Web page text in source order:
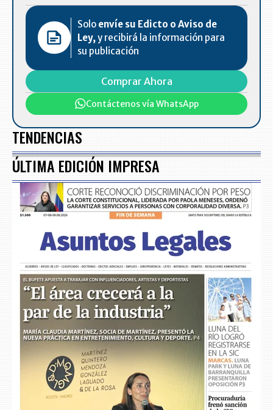
Solo envíe su Edicto o Aviso de
Ley, y recibirá la información para
su publicación
Comprar Ahora
Contáctenos vía WhatsApp
TENDENCIAS
ÚLTIMA EDICIÓN IMPRESA